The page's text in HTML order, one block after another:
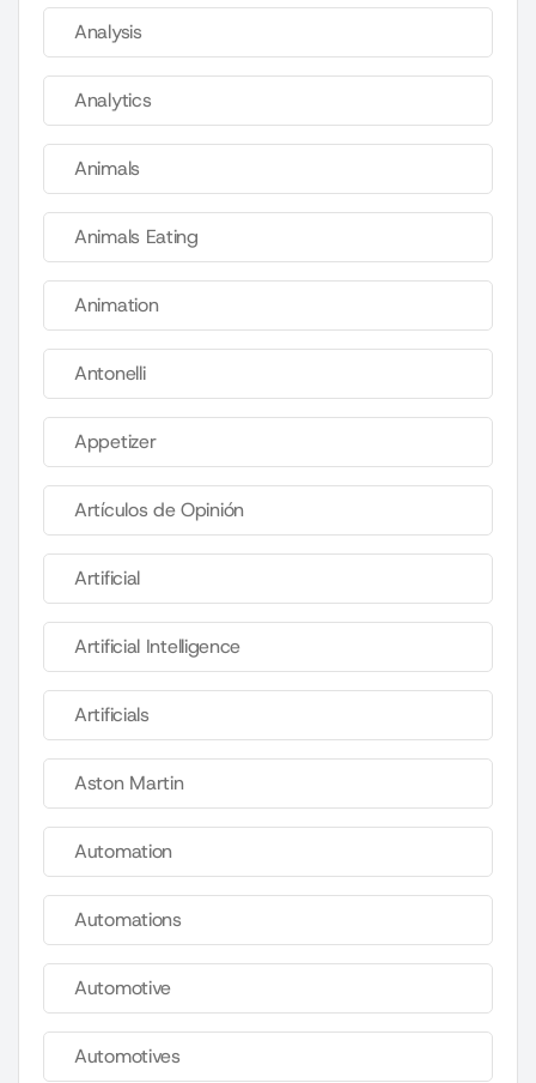
Analysis
Analytics
Animals
Animals Eating
Animation
Antonelli
Appetizer
Artículos de Opinión
Artificial
Artificial Intelligence
Artificials
Aston Martin
Automation
Automations
Automotive
Automotives